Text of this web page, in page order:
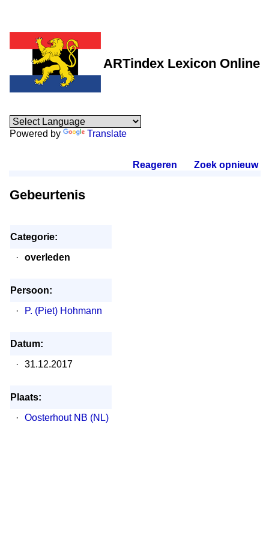
ARTindex Lexicon Online
Powered by Translate
Reageren Zoek opnieuw.
Gebeurtenis
Categorie:
·
overleden
Persoon:
·
P. (Piet) Hohmann
Datum:
·
31.12.2017
Plaats:
·
Oosterhout NB (NL)